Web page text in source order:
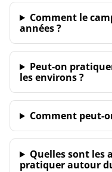
Comment le
années ?
Peut-on
les environs ?
Comment peut-
Quelles sont les
pratiquer autour